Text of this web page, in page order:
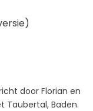
door Florian en
Taubertal, Baden.